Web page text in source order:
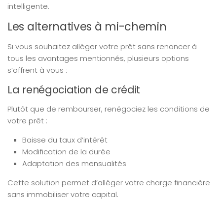
intelligente.
Les alternatives à mi-chemin
Si vous souhaitez alléger votre prêt sans renoncer à
tous les avantages mentionnés, plusieurs options
s’offrent à vous :
La renégociation de crédit
Plutôt que de rembourser, renégociez les conditions de
votre prêt :
Baisse du taux d’intérêt
Modification de la durée
Adaptation des mensualités
Cette solution permet d’alléger votre charge financière
sans immobiliser votre capital.